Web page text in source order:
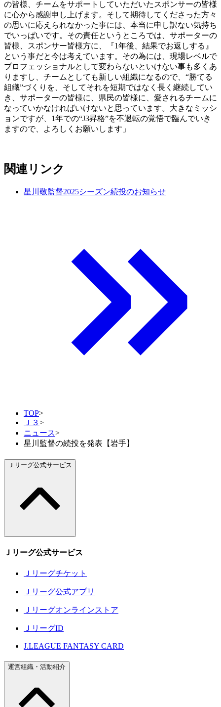
の皆様、チームをサポートしていただいたスポンサーの皆様
に心から感謝申し上げます。そして期待してくださった方々
の思いに応えられなかった事には、本当に申し訳ない気持ち
でいっぱいです。その責任というところでは、サポーターの
皆様、スポンサー皆様方に、『1年後、結果でお返しする』
という事だと今は考えています。その為には、現場レベルで
プロフェッショナルとして変わらないといけない事も多くあ
りますし、チームとしても新しい組織になるので、“勝てる
組織”づくりを、そしてそれを短期ではなく長く継続してい
き、サポーターの皆様に、県民の皆様に、愛されるチームに
なっていかなければいけないと思っています。大きなミッシ
ョンですが、1年での“J3昇格”を不退転の覚悟で臨んでいき
ますので、よろしくお願いします」
関連リンク
星川敬監督2025シーズン続投のお知らせ
TOP>
Ｊ３>
ニュース>
星川監督の続投を発表【岩手】
Ｊリーグ公式サービス
Ｊリーグ公式サービス
Ｊリーグチケット
Ｊリーグ公式アプリ
Ｊリーグオンラインストア
ＪリーグID
J.LEAGUE FANTASY CARD
運営組織・活動紹介